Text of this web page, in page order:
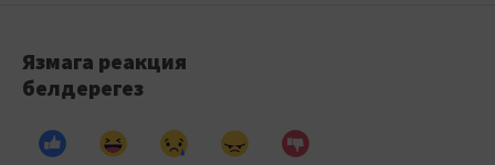
Язмага реакция
белдерегез